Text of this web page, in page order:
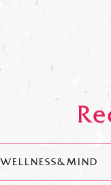
WELLNESS&MIND